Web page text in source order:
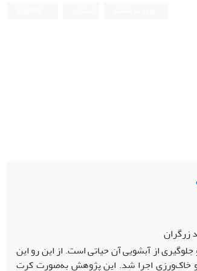
زرگران
از آبشویی آن حیاتی است. از این رو این
و خاک‌ورزی اجرا شد. این پژوهش به‌صورت کرت